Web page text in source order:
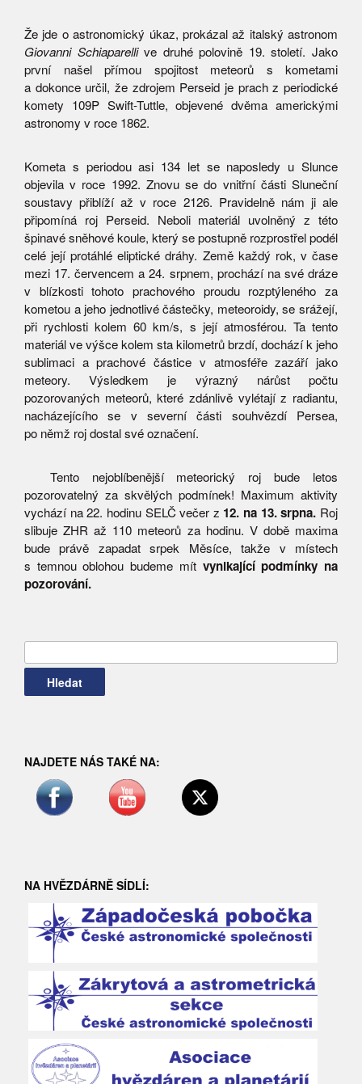
Že jde o astronomický úkaz, prokázal až italský astronom
Giovanni Schiaparellive druhé polovině 19. století. Jako
první našel přímou spojitost meteorů s kometami
a dokonce určil, že zdrojem Perseid je prach z periodické
komety 109P Swift-Tuttle, objevené dvěma americkými
astronomy v roce 1862.
Kometa s periodou asi 134 let se naposledy u Slunce
objevila v roce 1992. Znovu se do vnitřní části Sluneční
soustavy přiblíží až v roce 2126. Pravidelně nám ji ale
připomíná roj Perseid. Neboli materiál uvolněný z této
špinavé sněhové koule, který se postupně rozprostřel podél
celé její protáhlé eliptické dráhy. Země každý rok, v čase
mezi 17. červencem a 24. srpnem, prochází na své dráze
v blízkosti tohoto prachového proudu rozptýleného za
kometou a jeho jednotlivé částečky, meteoroidy, se srážejí,
při rychlosti kolem 60 km/s, s její atmosférou. Ta tento
materiál ve výšce kolem sta kilometrů brzdí, dochází k jeho
sublimaci a prachové částice v atmosféře zazáří jako
meteory. Výsledkem je výrazný nárůst počtu
pozorovaných meteorů, které zdánlivě vylétají z radiantu,
nacházejícího se v severní části souhvězdí Persea,
po němž roj dostal své označení.
Tento nejoblíbenější meteorický roj bude letos
pozorovatelný za skvělých podmínek! Maximum aktivity
vychází na 22. hodinu SELČ večer z 12. na 13. srpna. Roj
slibuje ZHR až 110 meteorů za hodinu. V době maxima
bude právě zapadat srpek Měsíce, takže v místech
s temnou oblohou budeme mít vynikající podmínky na
pozorování.
NAJDETE NÁS TAKÉ NA:
NA HVĚZDÁRNĚ SÍDLÍ: